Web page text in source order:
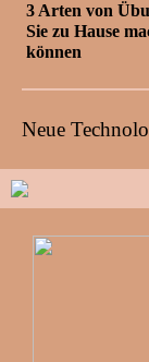
3 Arten von
Sie zu Hause
können
Neue